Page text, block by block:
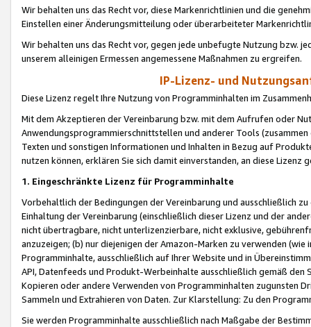
Wir behalten uns das Recht vor, diese Markenrichtlinien und die
Einstellen einer Änderungsmitteilung oder überarbeiteter
Wir behalten uns das Recht vor, gegen jede unbefugte Nutzung bzw.
unserem alleinigen Ermessen angemessene Maßnahmen zu ergreifen.
IP-Lizenz- und
Diese Lizenz regelt Ihre Nutzung von Programminhalten im
Mit dem Akzeptieren der Vereinbarung bzw. mit dem Aufrufen oder
Anwendungsprogrammierschnittstellen und anderer Tools (zusammen
Texten und sonstigen Informationen und Inhalten in Bezug auf
nutzen können, erklären Sie sich damit einverstanden, an diese Lizenz
1. Eingeschränkte Lizenz für Programminhalte
Vorbehaltlich der Bedingungen der Vereinbarung und ausschließlich
Einhaltung der Vereinbarung (einschließlich dieser Lizenz und der
nicht übertragbare, nicht unterlizenzierbare, nicht exklusive,
anzuzeigen; (b) nur diejenigen der Amazon-Marken zu verwenden
Programminhalte, ausschließlich auf Ihrer Website und in
API, Datenfeeds und Produkt-Werbeinhalte ausschließlich gemäß
Kopieren oder andere Verwenden von Programminhalten zugunsten
Sammeln und Extrahieren von Daten. Zur Klarstellung: Zu den
Sie werden Programminhalte ausschließlich nach Maßgabe der